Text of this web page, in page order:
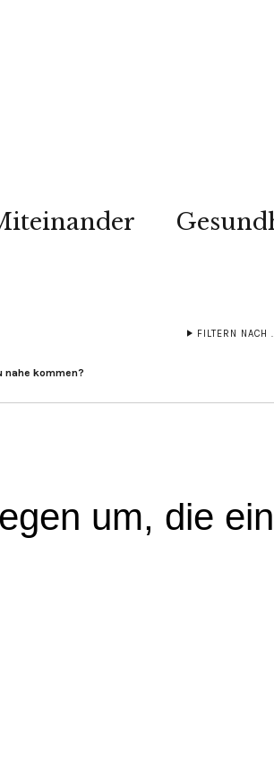
FILTERN NACH
nahe kommen?
um, die